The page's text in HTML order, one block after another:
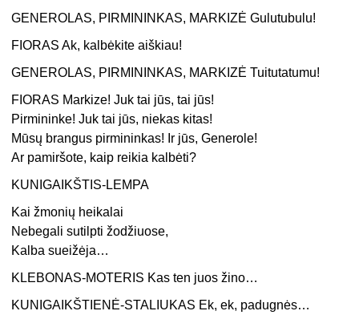
GENEROLAS, PIRMININKAS, MARKIZĖ Gulutubulu!
FIORAS Ak, kalbėkite aiškiau!
GENEROLAS, PIRMININKAS, MARKIZĖ Tuitutatumu!
FIORAS Markize! Juk tai jūs, tai jūs!
Pirmininke! Juk tai jūs, niekas kitas!
Mūsų brangus pirmininkas! Ir jūs, Generole!
Ar pamiršote, kaip reikia kalbėti?
KUNIGAIKŠTIS-LEMPA
Kai žmonių heikalai
Nebegali sutilpti žodžiuose,
Kalba sueižėja…
KLEBONAS-MOTERIS Kas ten juos žino…
KUNIGAIKŠTIENĖ-STALIUKAS Ek, ek, padugnės…